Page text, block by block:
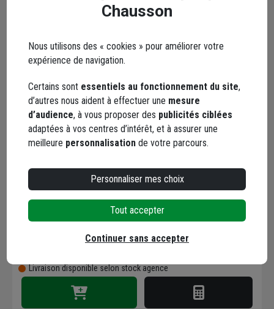
Choisir une agence pour vérifier le stock
Livraison disponible selon stock agence
+ 6 modèles
Tubes PE-RT Pré-BAO
D16 240M - Classes 2,4,5
- Calinéo
Code : 443340-1
363,50 €
dont1,26 €éco-contribution
Choisir une agence pour vérifier le stock
Livraison disponible selon stock agence
Chausson
Nous utilisons des « cookies » pour améliorer votre
expérience de navigation.
Certains sont essentiels au fonctionnement du site,
d’autres nous aident à effectuer une mesure
d’audience, à vous proposer des publicités ciblées
adaptées à vos centres d’intérêt, et à assurer une
meilleure personnalisation de votre parcours.
Personnaliser mes choix
Tout accepter
Continuer sans accepter